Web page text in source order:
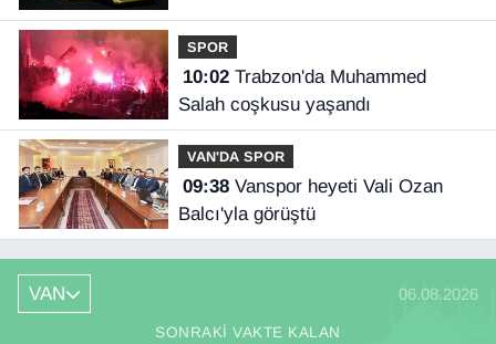
SPOR
10:02Trabzon'da Muhammed
Salah coşkusu yaşandı
VAN'DA SPOR
09:38Vanspor heyeti Vali Ozan
Balcı'yla görüştü
VAN 06.08.2026
SONRAKI VAKTE KALAN